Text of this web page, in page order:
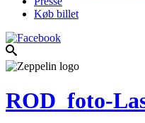
Køb billet
ROD_foto-